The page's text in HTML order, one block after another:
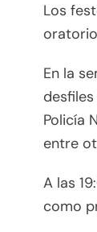
Los
En la
Policía
entre
A las
como